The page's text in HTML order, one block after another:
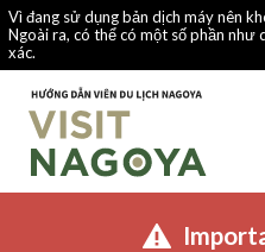
Vì đang sử dụng bản dịch máy nên
Ngoài ra, có thể có một số phần
xác.